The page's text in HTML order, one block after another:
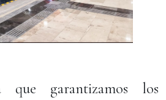
que garantizamos los